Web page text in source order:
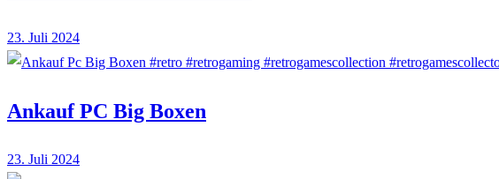
23. Juli 2024
Ankauf PC Big Boxen
23. Juli 2024